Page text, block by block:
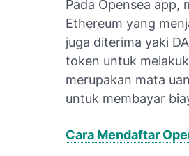
Pada Opensea app,
Ethereum yang
juga diterima yaki
token untuk
merupakan mata
untuk membayar
Cara Mendaftar